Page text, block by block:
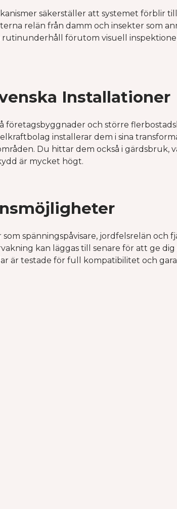
säkerställer att systemet förblir
relän från damm och insekter som
förutom visuell
Installationer
företagsbyggnader och större
installerar dem i sina
Du hittar dem också i
är mycket högt.
spänningspåvisare, jordfelsrelän och
kan läggas till senare för att ge
är testade för full kompatibilitet och